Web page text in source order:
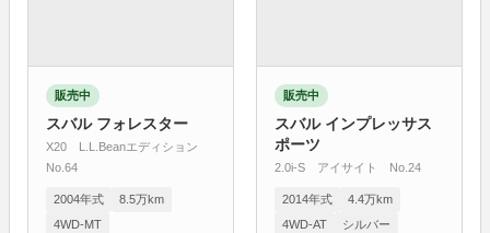
販売中
スバル フォレスター
X20 L.L.Beanエディション
No.64
2004年式
8.5万km
4WD-MT
販売中
スバル インプレッサス
ポーツ
2.0i-S アイサイト No.24
2014年式
4.4万km
4WD-AT
シルバー